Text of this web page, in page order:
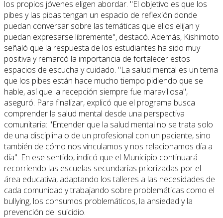
los propios jóvenes eligen abordar. "El objetivo es que los
pibes y las pibas tengan un espacio de reflexión donde
puedan conversar sobre las temáticas que ellos elijan y
puedan expresarse libremente", destacó. Además, Kishimoto
señaló que la respuesta de los estudiantes ha sido muy
positiva y remarcó la importancia de fortalecer estos
espacios de escucha y cuidado. "La salud mental es un tema
que los pibes están hace mucho tiempo pidiendo que se
hable, así que la recepción siempre fue maravillosa",
aseguró. Para finalizar, explicó que el programa busca
comprender la salud mental desde una perspectiva
comunitaria: "Entender que la salud mental no se trata solo
de una disciplina o de un profesional con un paciente, sino
también de cómo nos vinculamos y nos relacionamos día a
día". En ese sentido, indicó que el Municipio continuará
recorriendo las escuelas secundarias priorizadas por el
área educativa, adaptando los talleres a las necesidades de
cada comunidad y trabajando sobre problemáticas como el
bullying, los consumos problemáticos, la ansiedad y la
prevención del suicidio.